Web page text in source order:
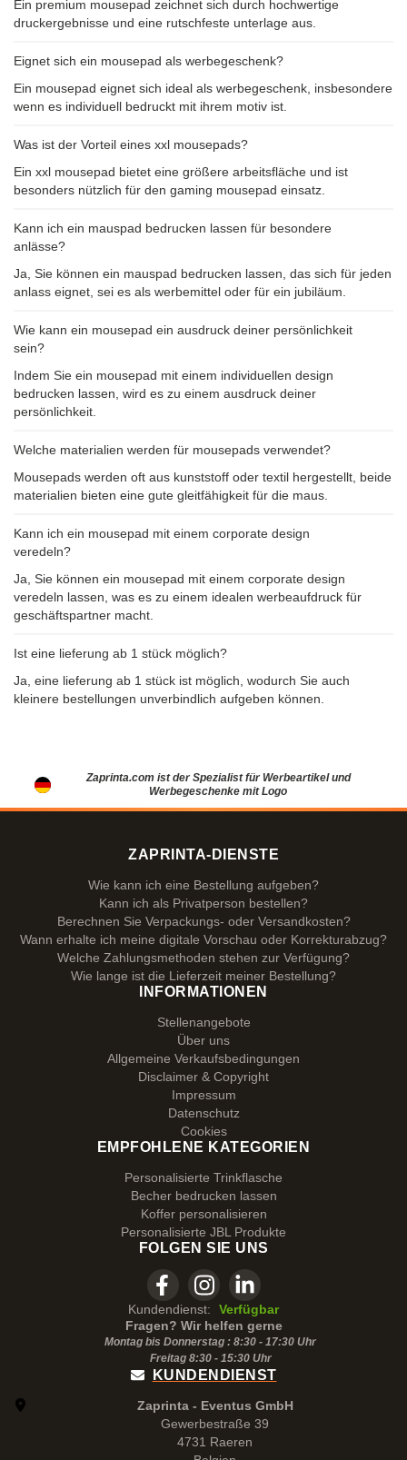
Ein premium mousepad zeichnet sich durch hochwertige
druckergebnisse und eine rutschfeste unterlage aus.
Eignet sich ein mousepad als werbegeschenk?
Ein mousepad eignet sich ideal als werbegeschenk, insbesondere
wenn es individuell bedruckt mit ihrem motiv ist.
Was ist der Vorteil eines xxl mousepads?
Ein xxl mousepad bietet eine größere arbeitsfläche und ist
besonders nützlich für den gaming mousepad einsatz.
Kann ich ein mauspad bedrucken lassen für besondere
anlässe?
Ja, Sie können ein mauspad bedrucken lassen, das sich für jeden
anlass eignet, sei es als werbemittel oder für ein jubiläum.
Wie kann ein mousepad ein ausdruck deiner persönlichkeit
sein?
Indem Sie ein mousepad mit einem individuellen design
bedrucken lassen, wird es zu einem ausdruck deiner
persönlichkeit.
Welche materialien werden für mousepads verwendet?
Mousepads werden oft aus kunststoff oder textil hergestellt, beide
materialien bieten eine gute gleitfähigkeit für die maus.
Kann ich ein mousepad mit einem corporate design
veredeln?
Ja, Sie können ein mousepad mit einem corporate design
veredeln lassen, was es zu einem idealen werbeaufdruck für
geschäftspartner macht.
Ist eine lieferung ab 1 stück möglich?
Ja, eine lieferung ab 1 stück ist möglich, wodurch Sie auch
kleinere bestellungen unverbindlich aufgeben können.
Zaprinta.com ist der Spezialist für Werbeartikel und
Werbegeschenke mit Logo
ZAPRINTA-DIENSTE
Wie kann ich eine Bestellung aufgeben?
Kann ich als Privatperson bestellen?
Berechnen Sie Verpackungs- oder Versandkosten?
Wann erhalte ich meine digitale Vorschau oder Korrekturabzug?
Welche Zahlungsmethoden stehen zur Verfügung?
Wie lange ist die Lieferzeit meiner Bestellung?
INFORMATIONEN
Stellenangebote
Über uns
Allgemeine Verkaufsbedingungen
Disclaimer & Copyright
Impressum
Datenschutz
Cookies
EMPFOHLENE KATEGORIEN
Personalisierte Trinkflasche
Becher bedrucken lassen
Koffer personalisieren
Personalisierte JBL Produkte
FOLGEN SIE UNS
Kundendienst:
Verfügbar
Fragen? Wir helfen gerne
Montag bis Donnerstag : 8:30 - 17:30 Uhr
Freitag 8:30 - 15:30Uhr
KUNDENDIENST
Zaprinta - Eventus GmbH
Gewerbestraße 39
4731 Raeren